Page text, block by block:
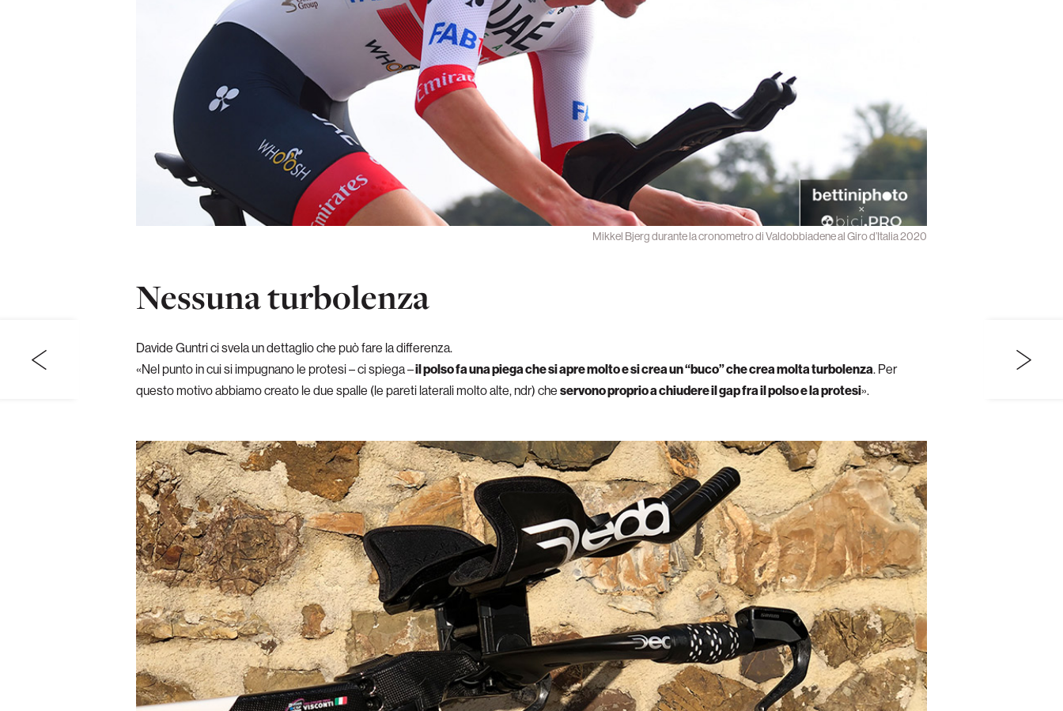
Mikkel Bjerg durante la cronometro di Valdobbiadene al Giro d’Italia 2020
Nessuna turbolenza
Davide Guntri ci svela un dettaglio che può fare la differenza.
«Nel punto in cui si impugnano le protesi – ci spiega –il polso fa una piega che si apre molto e si crea un “buco” che crea molta turbolenza. Per
questo motivo abbiamo creato le due spalle (le pareti laterali molto alte, ndr) che servono proprio a chiudere il gap fra il polso e la protesi».